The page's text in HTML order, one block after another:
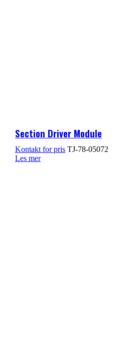
Section Driver Module
TJ-78-05072
Les mer